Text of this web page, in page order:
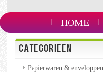
HOME
CATEGORIEEN
Papierwaren & enveloppen